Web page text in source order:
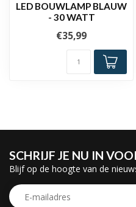
LED BOUWLAMP BLAUW
- 30 WATT
€35,99
SCHRIJF JE NU IN
Blijf op de hoogte van de